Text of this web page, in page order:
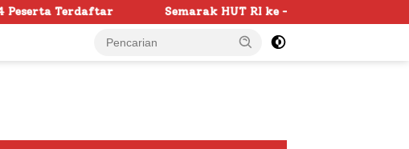
HUT RI ke -81 di Sumenep Dimulai, Bupati Fauzi Awali